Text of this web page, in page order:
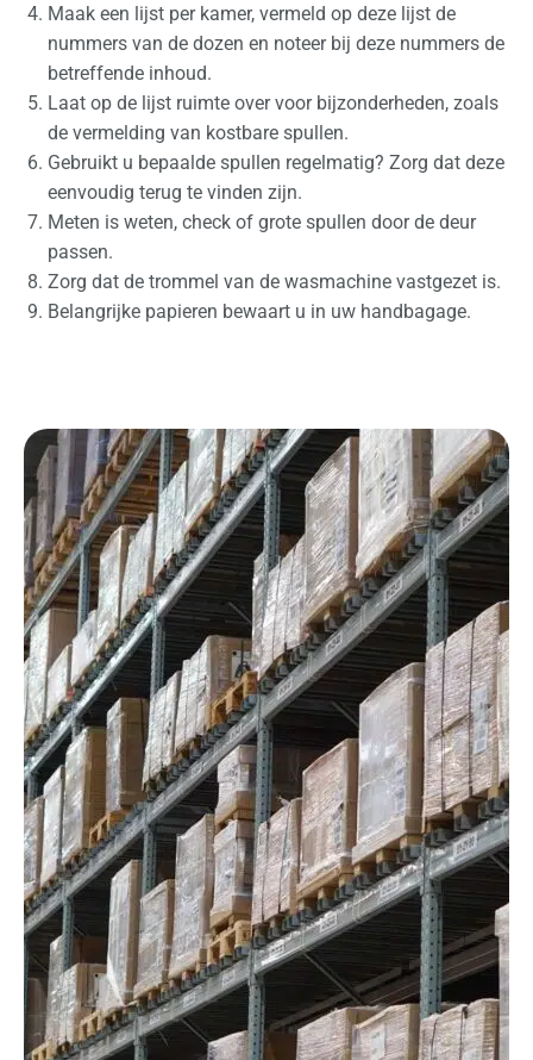
Maak een lijst per kamer, vermeld op deze lijst de
nummers van de dozen en noteer bij deze nummers de
betreffende inhoud.
Laat op de lijst ruimte over voor bijzonderheden, zoals
de vermelding van kostbare spullen.
Gebruikt u bepaalde spullen regelmatig? Zorg dat deze
eenvoudig terug te vinden zijn.
Meten is weten, check of grote spullen door de deur
passen.
Zorg dat de trommel van de wasmachine vastgezet is.
Belangrijke papieren bewaart u in uw handbagage.